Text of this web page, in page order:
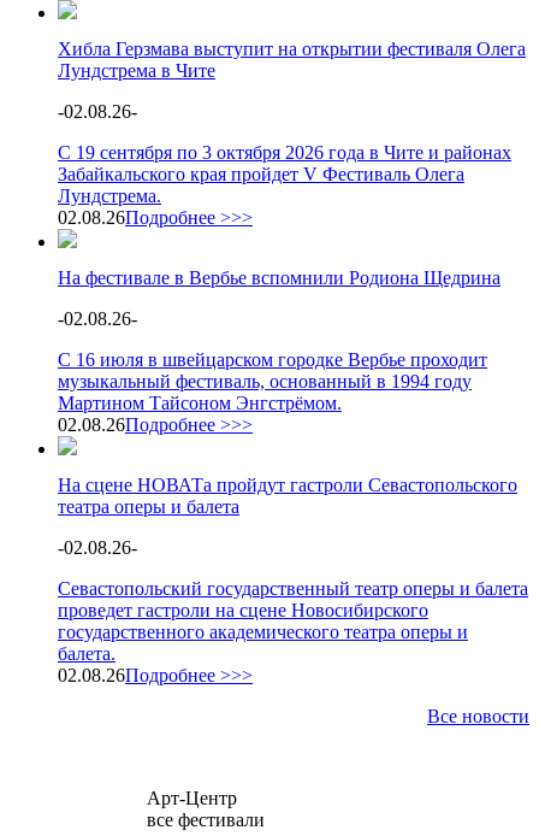
Хибла Герзмава выступит на открытии фестиваля Олега
Лундстрема в Чите
-02.08.26-
С 19 сентября по 3 октября 2026 года в Чите и районах
Забайкальского края пройдет V Фестиваль Олега
Лундстрема.
02.08.26Подробнее >>>
На фестивале в Вербье вспомнили Родиона Щедрина
-02.08.26-
С 16 июля в швейцарском городке Вербье проходит
музыкальный фестиваль, основанный в 1994 году
Мартином Тайсоном Энгстрёмом.
02.08.26Подробнее >>>
На сцене НОВАТа пройдут гастроли Севастопольского
театра оперы и балета
-02.08.26-
Севастопольский государственный театр оперы и балета
проведет гастроли на сцене Новосибирского
государственного академического театра оперы и
балета.
02.08.26Подробнее >>>
Все новости